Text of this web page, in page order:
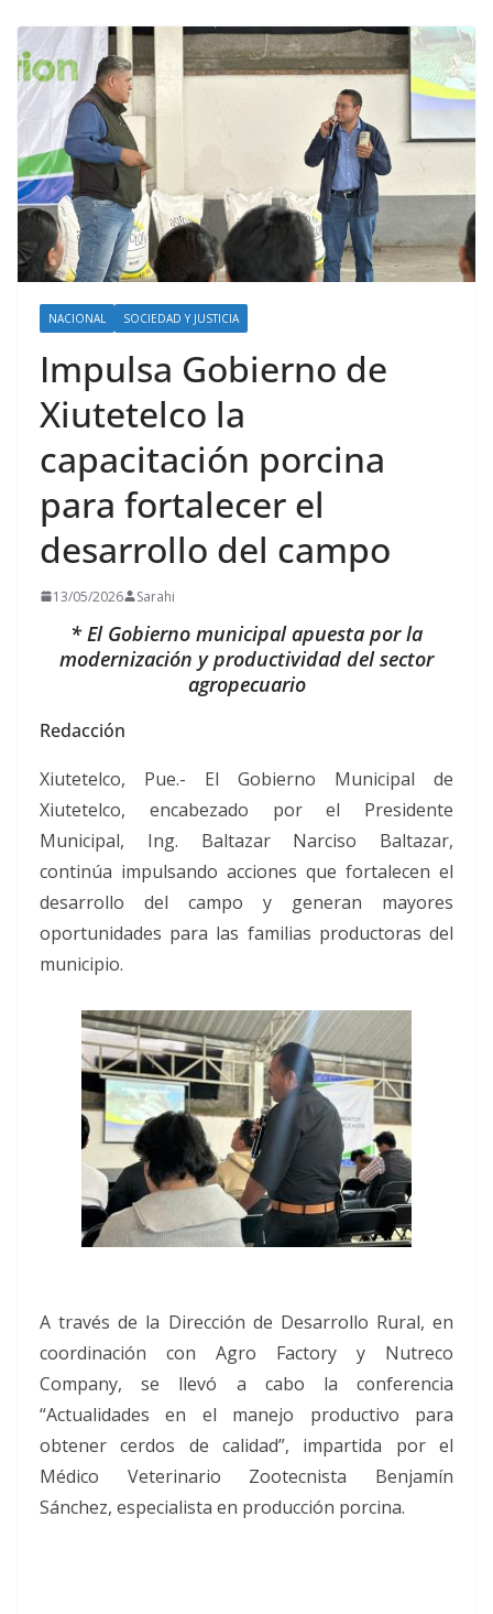
NACIONAL SOCIEDAD Y JUSTICIA
Impulsa Gobierno de
Xiutetelco la
capacitación porcina
para fortalecer el
desarrollo del campo
13/05/2026 Sarahi
* El Gobierno municipal apuesta por la
modernización y productividad del sector
agropecuario
Redacción
Xiutetelco, Pue.- El Gobierno Municipal de
Xiutetelco, encabezado por el Presidente
Municipal, Ing. Baltazar Narciso Baltazar,
continúa impulsando acciones que fortalecen el
desarrollo del campo y generan mayores
oportunidades para las familias productoras del
municipio.
A través de la Dirección de Desarrollo Rural, en
coordinación con Agro Factory y Nutreco
Company, se llevó a cabo la conferencia
“Actualidades en el manejo productivo para
obtener cerdos de calidad”, impartida por el
Médico Veterinario Zootecnista Benjamín
Sánchez, especialista en producción porcina.